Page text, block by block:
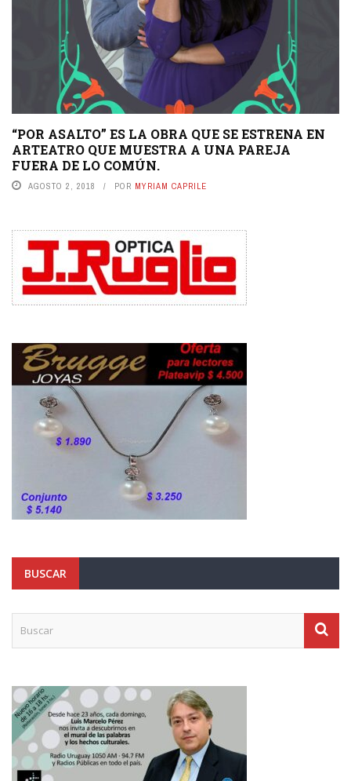
“POR ASALTO” ES LA OBRA QUE SE ESTRENA EN
ARTEATRO QUE MUESTRA A UNA PAREJA
FUERA DE LO COMÚN.
AGOSTO 2, 2018 POR MYRIAM CAPRILE
BUSCAR